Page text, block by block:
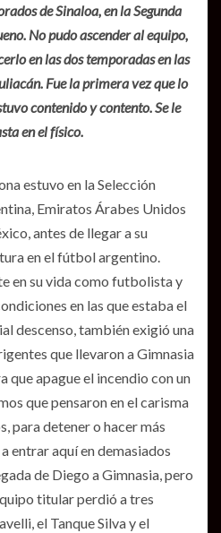
de Sinaloa, en la Segunda
No pudo ascender al equipo,
en las dos temporadas en las
Fue la primera vez que lo
contenido y contento. Se le
en el físico.
estuvo en la Selección
Emiratos Árabes Unidos
antes de llegar a su
en el fútbol argentino.
en su vida como futbolista y
en las que estaba el
descenso, también exigió una
que llevaron a Gimnasia
apague el incendio con un
que pensaron en el carisma
para detener o hacer más
entrar aquí en demasiados
de Diego a Gimnasia, pero
titular perdió a tres
el Tanque Silva y el